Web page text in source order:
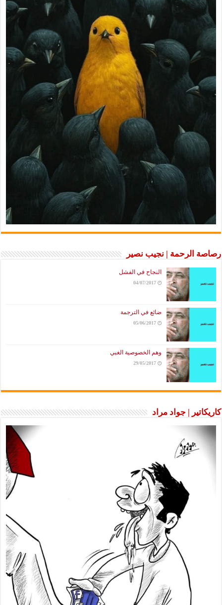
رصاصة الرحمة | نجيب نصير
النجاح في الفشل
04/07/2017
ضائع في الترجمة
05/06/2017
وهم الخصوصية الغبي
29/05/2017
كاريكاتير | جواد مراد